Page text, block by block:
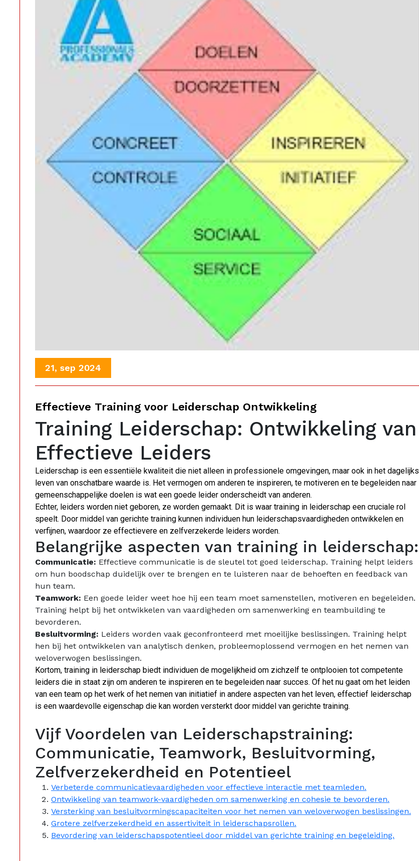
21, sep 2024
Effectieve Training voor Leiderschap Ontwikkeling
Training Leiderschap: Ontwikkeling van
Effectieve Leiders
Leiderschap is een essentiële kwaliteit die niet alleen in professionele omgevingen, maar ook in het dagelijks
leven van onschatbare waarde is. Het vermogen om anderen te inspireren, te motiveren en te begeleiden naar
gemeenschappelijke doelen is wat een goede leider onderscheidt van anderen.
Echter, leiders worden niet geboren, ze worden gemaakt. Dit is waar training in leiderschap een cruciale rol
speelt. Door middel van gerichte training kunnen individuen hun leiderschapsvaardigheden ontwikkelen en
verfijnen, waardoor ze effectievere en zelfverzekerde leiders worden.
Belangrijke aspecten van training in leiderschap:
Communicatie: Effectieve communicatie is de sleutel tot goed leiderschap. Training helpt leiders
om hun boodschap duidelijk over te brengen en te luisteren naar de behoeften en feedback van
hun team.
Teamwork: Een goede leider weet hoe hij een team moet samenstellen, motiveren en begeleiden.
Training helpt bij het ontwikkelen van vaardigheden om samenwerking en teambuilding te
bevorderen.
Besluitvorming: Leiders worden vaak geconfronteerd met moeilijke beslissingen. Training helpt
hen bij het ontwikkelen van analytisch denken, probleemoplossend vermogen en het nemen van
weloverwogen beslissingen.
Kortom, training in leiderschap biedt individuen de mogelijkheid om zichzelf te ontplooien tot competente
leiders die in staat zijn om anderen te inspireren en te begeleiden naar succes. Of het nu gaat om het leiden
van een team op het werk of het nemen van initiatief in andere aspecten van het leven, effectief leiderschap
is een waardevolle eigenschap die kan worden versterkt door middel van gerichte training.
Vijf Voordelen van Leiderschapstraining:
Communicatie, Teamwork, Besluitvorming,
Zelfverzekerdheid en Potentieel
Verbeterde communicatievaardigheden voor effectieve interactie met teamleden.
Ontwikkeling van teamwork-vaardigheden om samenwerking en cohesie te bevorderen.
Versterking van besluitvormingscapaciteiten voor het nemen van weloverwogen beslissingen.
Grotere zelfverzekerdheid en assertiviteit in leiderschapsrollen.
Bevordering van leiderschapspotentieel door middel van gerichte training en begeleiding.